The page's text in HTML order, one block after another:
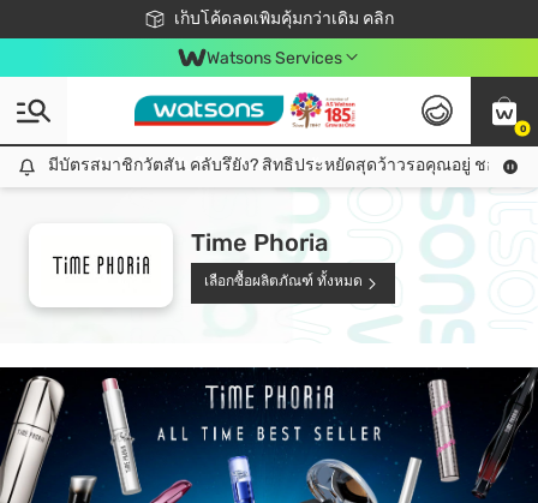
เก็บโค้ดลดเพิ่มคุ้มกว่าเดิม คลิก
ชอปออนไลน์ครั้งแรก ลดเพิ่มจุก ๆ 10%! 🎉
📦ส่งฟรี! เมื่อชอป 499฿
สมาชิกวัตสัน คลับดียังไง?
Watsons Services
0
มีบัตรสมาชิกวัตสัน คลับรึยัง? สิทธิประหยัดสุดว้าวรอคุณอยู่ ชอปคุ้มกว่าเดิม คลิก!
มีบัตรสมาชิกวัตสัน คลับรึยัง? สิทธิประหยัดสุดว้าวรอคุณอยู่ ชอปคุ้มก
Time Phoria
เลือกซื้อผลิตภัณฑ์ ทั้งหมด